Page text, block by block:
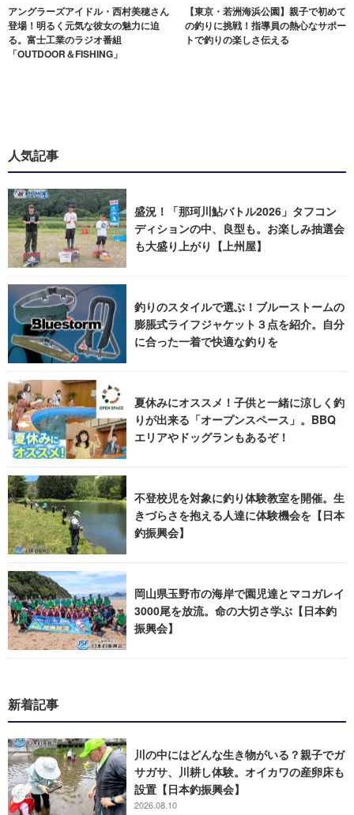
アングラーズアイドル・西村美穂さん
登場！明るく元気な彼女の魅力に迫
る。富士工業のラジオ番組
「OUTDOOR＆FISHING」
【東京・若洲海浜公園】親子で初めて
の釣りに挑戦！指導員の熱心なサポー
トで釣りの楽しさ伝える
人気記事
盛況！「那珂川鮎バトル2026」タフコン
ディションの中、良型も。お楽しみ抽選会
も大盛り上がり【上州屋】
釣りのスタイルで選ぶ！ブルーストームの
膨脹式ライフジャケット３点を紹介。自分
に合った一着で快適な釣りを
夏休みにオススメ！子供と一緒に涼しく釣
りが出来る「オープンスペース」。BBQ
エリアやドッグランもあるぞ！
不登校児を対象に釣り体験教室を開催。生
きづらさを抱える人達に体験機会を【日本
釣振興会】
岡山県玉野市の海岸で園児達とマコガレイ
3000尾を放流。命の大切さ学ぶ【日本釣
振興会】
新着記事
川の中にはどんな生き物がいる？親子でガ
サガサ、川耕し体験。オイカワの産卵床も
設置【日本釣振興会】
2026.08.10